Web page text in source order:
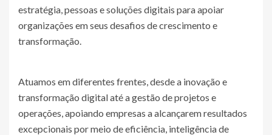
estratégia, pessoas e soluções digitais para apoiar
organizações em seus desafios de crescimento e
transformação.
Atuamos em diferentes frentes, desde a inovação e
transformação digital até a gestão de projetos e
operações, apoiando empresas a alcançarem resultados
excepcionais por meio de eficiência, inteligência de